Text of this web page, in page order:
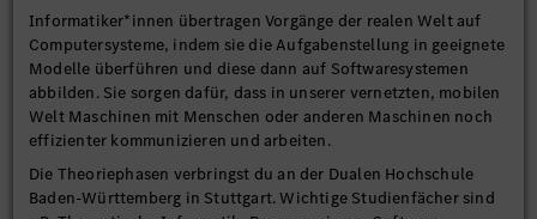
Informatiker*innen übertragen Vorgänge der realen Welt auf
Computersysteme, indem sie die Aufgabenstellung in geeignete
Modelle überführen und diese dann auf Softwaresystemen
abbilden. Sie sorgen dafür, dass in unserer vernetzten, mobilen
Welt Maschinen mit Menschen oder anderen Maschinen noch
effizienter kommunizieren und arbeiten.
Die Theoriephasen verbringst du an der Dualen Hochschule
Baden-Württemberg in Stuttgart. Wichtige Studienfächer sind